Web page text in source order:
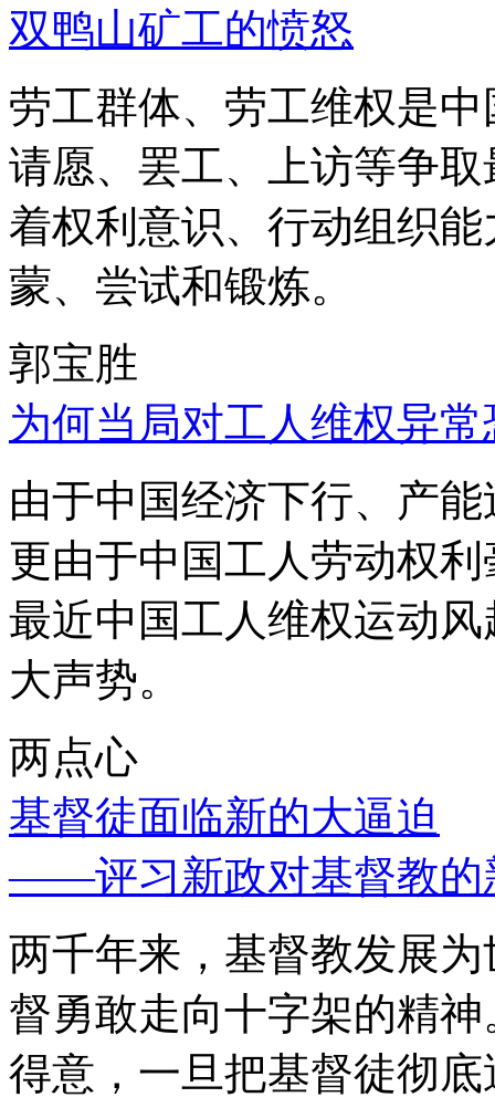
双鸭山矿工的愤怒
劳工群体、劳工维权是
请愿、罢工、上访等争
着权利意识、行动组织
蒙、尝试和锻炼。
郭宝胜
为何当局对工人维权异
由于中国经济下行、产
更由于中国工人劳动权
最近中国工人维权运动
大声势。
两点心
基督徒面临新的大逼迫
——评习新政对基督教的
两千年来，基督教发展
督勇敢走向十字架的精
得意，一旦把基督徒彻